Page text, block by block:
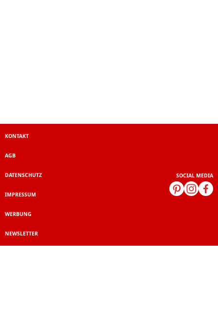
KONTAKT
AGB
DATENSCHUTZ
IMPRESSUM
WERBUNG
NEWSLETTER
SOCIAL MEDIA